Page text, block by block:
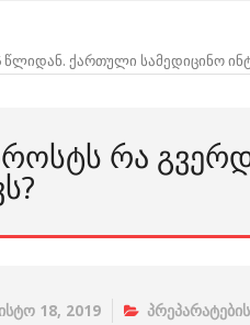
ქართული სამედიცინო
ᲠᲐ
18, 2019